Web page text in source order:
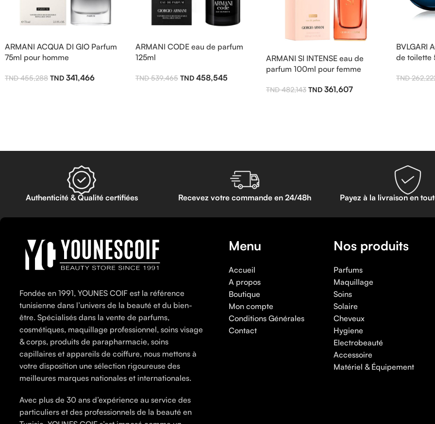
ARMANI ACQUA DI GIO Parfum
75ml pour homme
455,288 341,466
ARMANI CODE eau de parfum
125ml
539,465 458,545
ARMANI SI INTENSE eau de
parfum 100ml pour femme
482,143 361,607
BVLGARI
de toilette
Authenticité & Qualité certifiées Recevez votre commande en 24/48h Payez à la livraison en
Fondée en 1991, YOUNES COIF est la référence
tunisienne dans l’univers de la beauté et du bien-
être. Spécialisés dans la vente de parfums,
cosmétiques, maquillage professionnel, soins visage
& corps, produits de parapharmacie, soins
capillaires et appareils de coiffure, nous mettons à
votre disposition une sélection rigoureuse des
meilleures marques nationales et internationales.
Avec plus de 30 ans d’expérience au service des
particuliers et des professionnels de la beauté en
Menu
Accueil
A propos
Boutique
Mon compte
Conditions Générales
Contact
Nos produits
Parfums
Maquillage
Soins
Solaire
Cheveux
Hygiene
Electrobeauté
Accessoire
Matériel & Équipement